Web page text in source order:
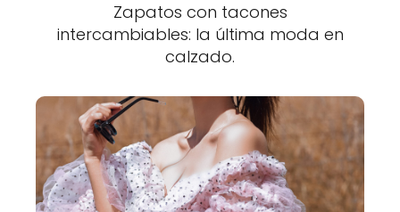
Zapatos con tacones
intercambiables: la última moda en
calzado.